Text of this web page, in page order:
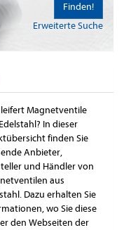
Erweiterte Suche
Finden!
Magnetventile
In dieser
finden Sie
Anbieter,
und Händler von
aus
Dazu erhalten Sie
wo Sie diese
den Webseiten der